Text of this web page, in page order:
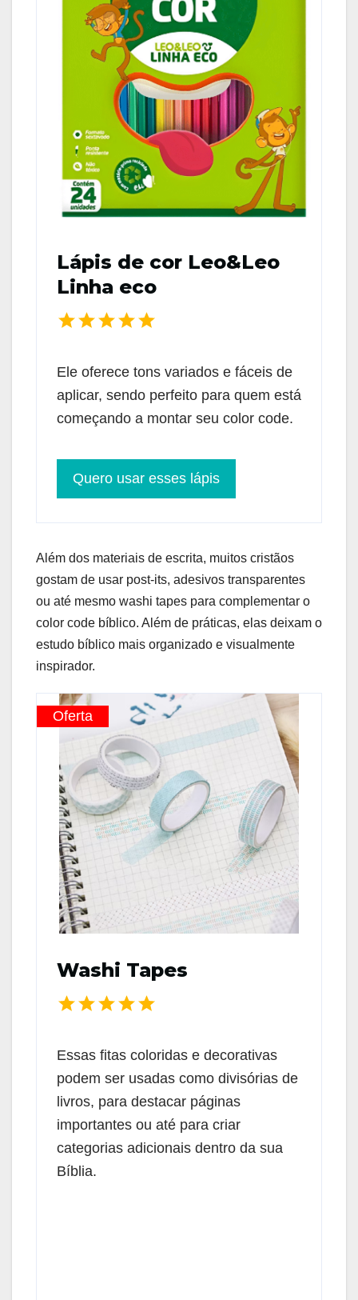
Lápis de cor Leo&Leo
Linha eco
Ele oferece tons variados e fáceis de
aplicar, sendo perfeito para quem está
começando a montar seu color code.
Quero usar esses lápis
Além dos materiais de escrita, muitos cristãos
gostam de usar post-its, adesivos transparentes
ou até mesmo washi tapes para complementar o
color code bíblico. Além de práticas, elas deixam o
estudo bíblico mais organizado e visualmente
inspirador.
Oferta
Washi Tapes
Essas fitas coloridas e decorativas
podem ser usadas como divisórias de
livros, para destacar páginas
importantes ou até para criar
categorias adicionais dentro da sua
Bíblia.